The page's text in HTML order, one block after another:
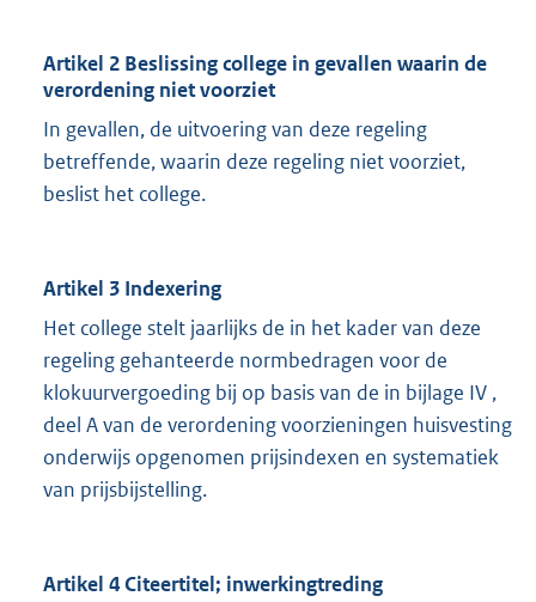
Artikel 2 Beslissing college in gevallen waarin de
verordening niet voorziet
In gevallen, de uitvoering van deze regeling
betreffende, waarin deze regeling niet voorziet,
beslist het college.
Artikel 3 Indexering
Het college stelt jaarlijks de in het kader van deze
regeling gehanteerde normbedragen voor de
klokuurvergoeding bij op basis van de in bijlage IV ,
deel A van de verordening voorzieningen huisvesting
onderwijs opgenomen prijsindexen en systematiek
van prijsbijstelling.
Artikel 4 Citeertitel; inwerkingtreding